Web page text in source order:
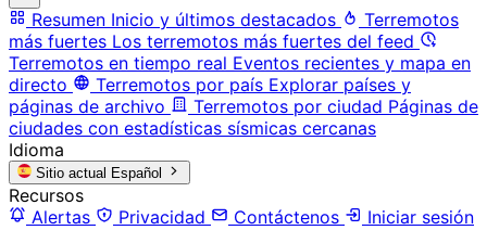
Resumen Inicio y últimos destacados
Terremotos
más fuertes Los terremotos más fuertes del feed
Terremotos en tiempo real Eventos recientes y mapa en
directo
Terremotos por país Explorar países y
páginas de archivo
Terremotos por ciudad Páginas de
ciudades con estadísticas sísmicas cercanas
Idioma
Sitio actual Español
Recursos
Alertas
Privacidad Contáctenos
Iniciar sesión